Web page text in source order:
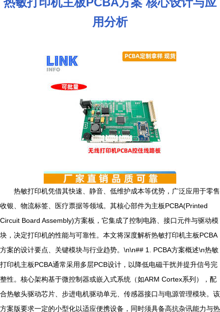
用分析
热敏打印机凭借其快速、静音、低维护成本等优势，广泛应用于零售
收银、物流标签、医疗票据等领域。其核心部件为主板PCBA(Printed
Circuit Board Assembly)方案板，它集成了控制电路、接口元件与驱动模
块，决定打印机的性能与可靠性。本文将深度解析热敏打印机主板PCBA
方案的设计要点、关键模块与行业趋势。\n\n## 1. PCBA方案概述\n热敏
打印机主板PCBA通常采用多层PCB设计，以降低电磁干扰并提升信号完
整性。核心架构基于微控制器或嵌入式系统（如ARM Cortex系列），配
合热敏头驱动芯片、步进电机驱动单元、传感器接口与电源管理模块。该
方案版要求一定的小型化以适应便携设备，同时须具备高抗杂讯能力与热